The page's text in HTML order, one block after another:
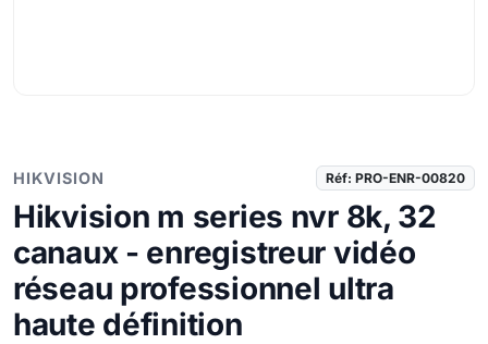
HIKVISION Réf: PRO-ENR-00820
Hikvision m series nvr 8k, 32
canaux - enregistreur vidéo
réseau professionnel ultra
haute définition